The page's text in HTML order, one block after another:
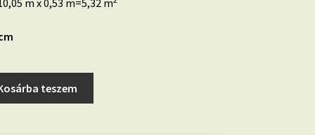
m x 0,53 m=5,32 m
teszem